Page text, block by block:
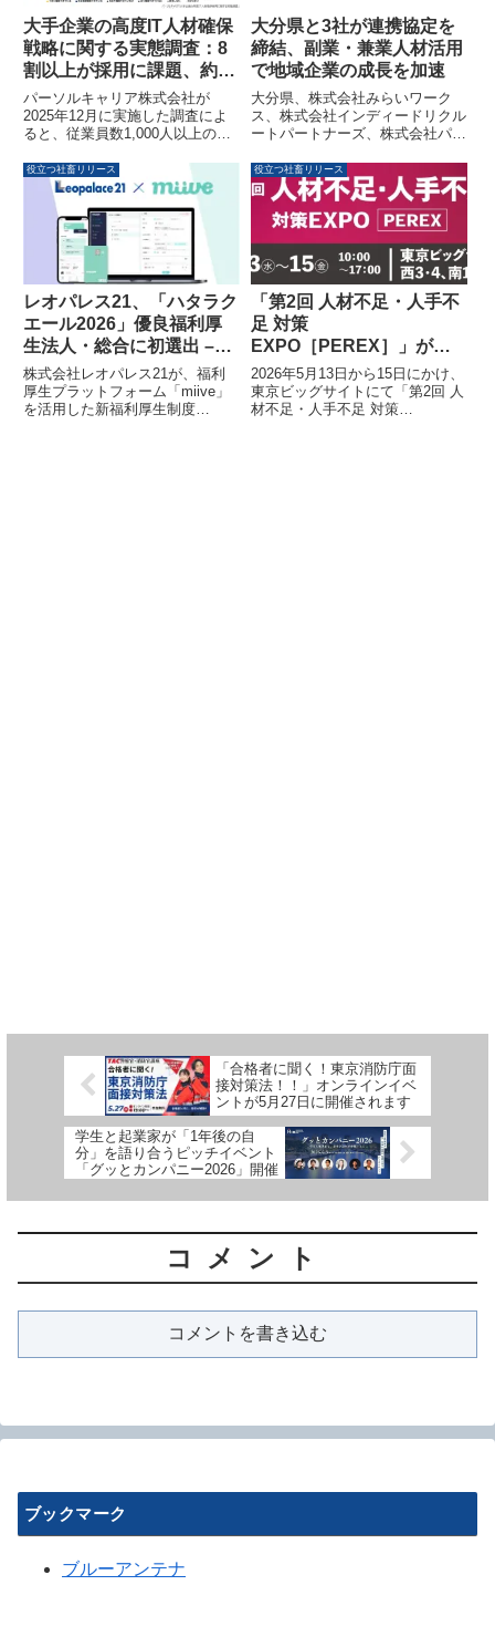
としての強みが挙げられます。豊
富な教材コンテンツ、スキルマッ
プ構築支援、人材開発支援コンサ
ルティング、運用代行支援といっ
たサービスを組み合わせ、企業の
持続的な成長と従業員の自律的な
キャリア開発をサポートしていま
す。また、LMS活用を解説する
す。
大手企業の高度IT人材確保
戦略に関する実態調査：8
割以上が採用に課題、約6
割が外部人材活用を継続・
拡大意向
パーソルキャリア株式会社が
2025年12月に実施した調査によ
ると、従業員数1,000人以上の大
社員採用に8割以上が課題や危機
感を感じています。採用コストの
上昇や応募不足が主な理由です。
一方で、業務委託やフリーランス
などの外部高度IT人材を活用して
いる企業の約6割が、今後もその
活用を継続・拡大したいと考えて
いることが明らかになりました。
特に「プロジェクトマネジメン
ト」や「IT戦略策定」の領域で外
部人材の活用が有効とされていま
す。また、IT関連の優先テーマと
しては「AI・データ分析活用」
「セキュリティ強化」「生成AIの
企業適用」が上位を占めていま
大分県と3社が連携協定を
締結、副業・兼業人材活用
で地域企業の成長を加速
大分県、株式会社みらいワーク
ス、株式会社インディードリクル
ートパートナーズ、株式会社パソ
人材の活用促進に向けた連携協定
（MOU）を締結しました。この
協定により、官民連携で地域企業
の経営課題解決と成長を支援し、
多様な働き方の実現を目指しま
す。
役立つ社畜リリース
レオパレス21、「ハタラク
エール2026」優良福利厚
生法人・総合に初選出 –
miive活用で従業員エンゲ
ージメント向上
株式会社レオパレス21が、福利
厚生プラットフォーム「miive」
を活用した新福利厚生制度
役立つ社畜リリース
「第2回 人材不足・人手不
足 対策
EXPO［PEREX］」が東
京ビッグサイトで開催、解
決策と学びの場を提供
2026年5月13日から15日にかけ、
東京ビッグサイトにて「第2回 人
材不足・人手不足 対策
「合格者に聞く！東京消防庁面
接対策法！！」オンラインイベ
ントが5月27日に開催されます
学生と起業家が「1年後の自
分」を語り合うピッチイベント
「グッとカンパニー2026」開催
コメント
コメントを書き込む
ブックマーク
ブルーアンテナ